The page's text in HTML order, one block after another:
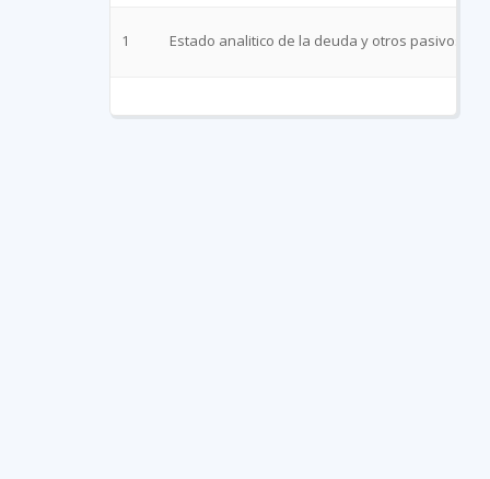
1 Estado analitico de la deuda y otros pasivos